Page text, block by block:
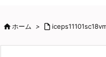
ホーム > 